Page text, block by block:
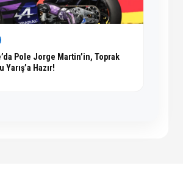
Pole Jorge Martin’in, Toprak
Yarış’a Hazır!